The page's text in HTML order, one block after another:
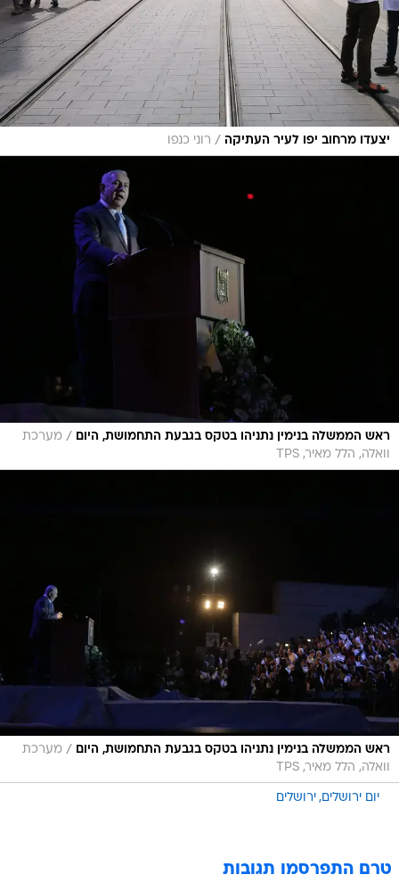
יצעדו מרחוב יפו לעיר העתיקה / רוני כנפו
ראש הממשלה בנימין נתניהו בטקס בגבעת התחמושת, היום / מערכת
וואלה, הלל מאיר, TPS
ראש הממשלה בנימין נתניהו בטקס בגבעת התחמושת, היום / מערכת
וואלה, הלל מאיר, TPS
יום ירושלים ירושלים
טרם התפרסמו תגובות